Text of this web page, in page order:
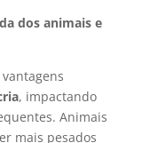
dos animais e
, impactando
Animais
mais pesados